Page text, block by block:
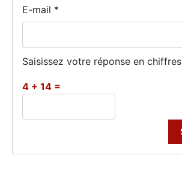
E-mail *
Saisissez votre réponse en chiffres
4 + 14 =